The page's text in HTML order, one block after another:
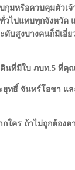
มหรือควบคุมตัวเ
ไปแทบทุกจังหวัด
บสูงบางคนก็มีเอี่
ที่มีใบ ภบท.5 ที่คุ
ทธิ์ จันทร์โอชา แ
คร ถ้าไม่ถูกต้อง